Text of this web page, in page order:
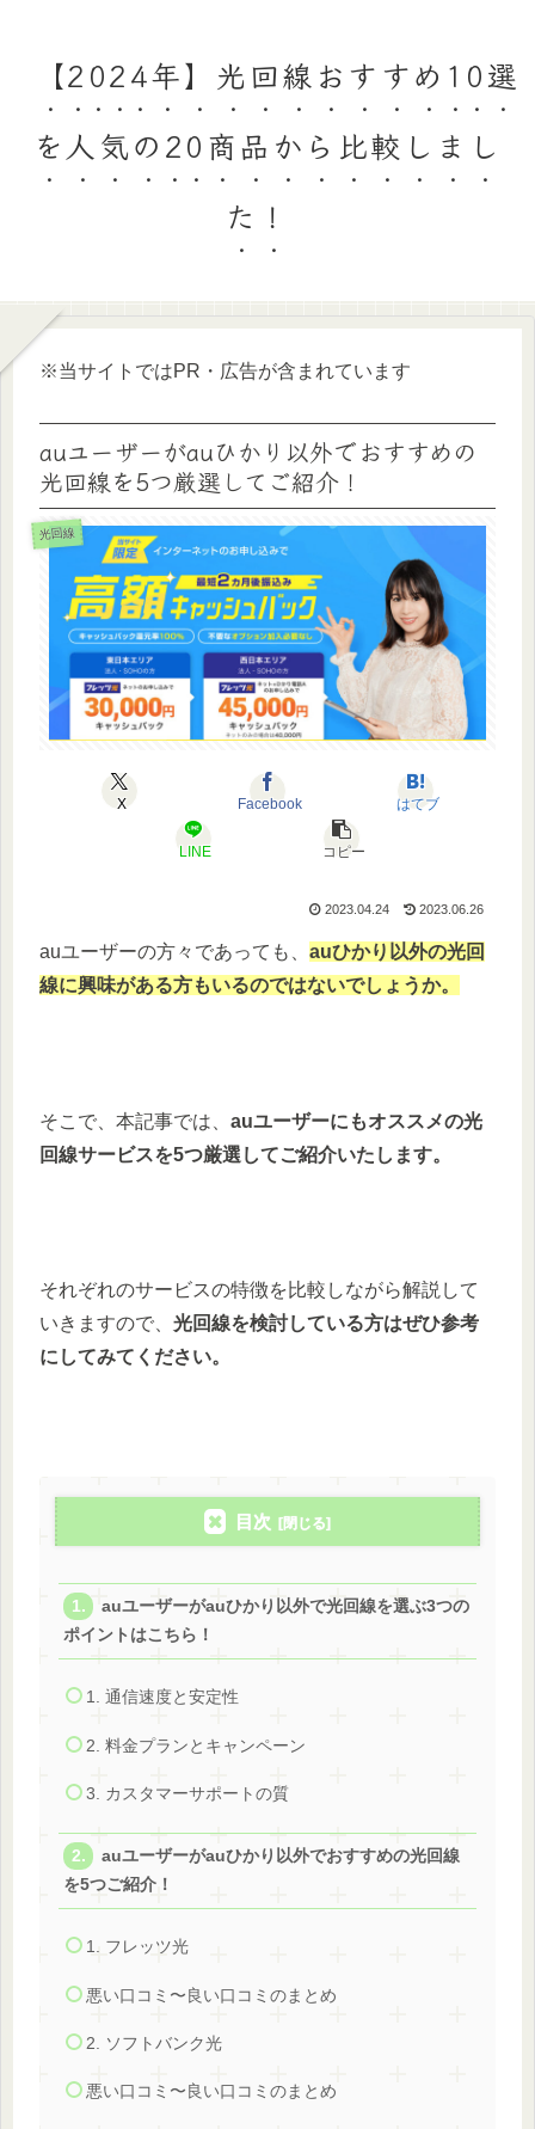
【2024年】光回線おすすめ10選
を人気の20商品から比較しまし
た！
※当サイトではPR・広告が含まれています
auユーザーがauひかり以外でおすすめの
光回線を5つ厳選してご紹介！
光回線
X Facebook はてブ
LINE コピー
2023.04.24 2023.06.26
auユーザーの方々であっても、 auひかり以外の光回
線に興味がある方もいるのではないでしょうか。
そこで、本記事では、 auユーザーにもオススメの光
回線サービスを5つ厳選してご紹介いたします。
それぞれのサービスの特徴を比較しながら解説して
いきますので、 光回線を検討している方はぜひ参考
にしてみてください。
目次
auユーザーがauひかり以外で光回線を選ぶ3つの
ポイントはこちら！
1. 通信速度と安定性
2. 料金プランとキャンペーン
3. カスタマーサポートの質
auユーザーがauひかり以外でおすすめの光回線
を5つご紹介！
1. フレッツ光
悪い口コミ〜良い口コミのまとめ
2. ソフトバンク光
悪い口コミ〜良い口コミのまとめ